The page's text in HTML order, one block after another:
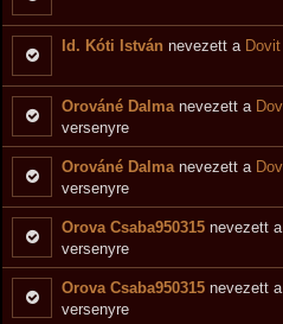
Id. Kóti István nevezett a
Orováné Dalma nevezett a
versenyre
Orováné Dalma nevezett a
versenyre
Orova Csaba950315 nevezett a
versenyre
Orova Csaba950315 nevezett a
versenyre